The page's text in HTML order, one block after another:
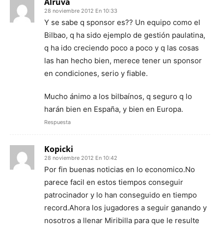
28 noviembre 2012 En 10:33
Y se sabe q sponsor es?? Un equipo como el
Bilbao, q ha sido ejemplo de gestión paulatina,
q ha ido creciendo poco a poco y q las cosas
las han hecho bien, merece tener un sponsor
en condiciones, serio y fiable.
Mucho ánimo a los bilbaínos, q seguro q lo
harán bien en España, y bien en Europa.
Respuesta
Kopicki
28 noviembre 2012 En 10:42
Por fin buenas noticias en lo economico.No
parece facil en estos tiempos conseguir
patrocinador y lo han conseguido en tiempo
record.Ahora los jugadores a seguir ganando y
nosotros a llenar Miribilla para que le resulte